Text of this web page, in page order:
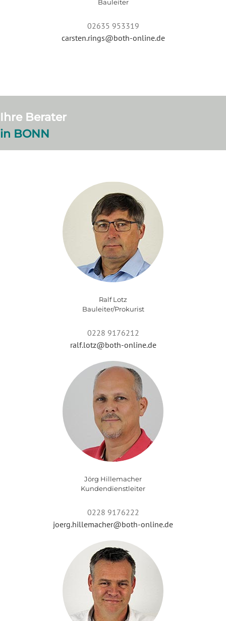
Bauleiter
02635 953319
carsten.rings@both-online.de
Ihre Berater
in BONN
Ralf Lotz
Bauleiter/Prokurist
0228 9176212
ralf.lotz@both-online.de
Jörg Hillemacher
Kundendienstleiter
0228 9176222
joerg.hillemacher@both-online.de